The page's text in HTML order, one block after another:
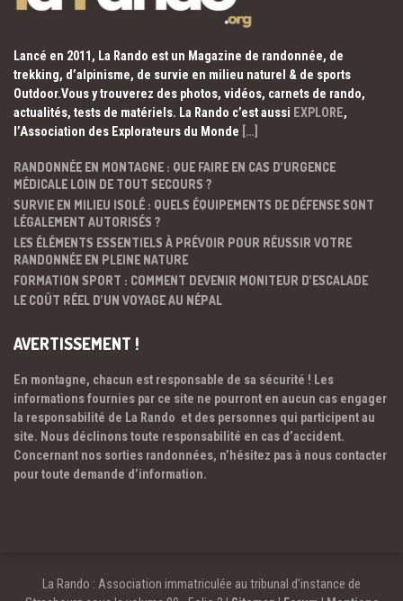
Lancé en 2011, La Rando est un Magazine de randonnée, de
trekking, d’alpinisme, de survie en milieu naturel & de sports
Outdoor.Vous y trouverez des photos, vidéos, carnets de rando,
actualités, tests de matériels. La Rando c’est aussi EXPLORE,
l’Association des Explorateurs du Monde […]
RANDONNÉE EN MONTAGNE : QUE FAIRE EN CAS D’URGENCE
MÉDICALE LOIN DE TOUT SECOURS ?
SURVIE EN MILIEU ISOLÉ : QUELS ÉQUIPEMENTS DE DÉFENSE SONT
LÉGALEMENT AUTORISÉS ?
LES ÉLÉMENTS ESSENTIELS À PRÉVOIR POUR RÉUSSIR VOTRE
RANDONNÉE EN PLEINE NATURE
FORMATION SPORT : COMMENT DEVENIR MONITEUR D’ESCALADE
LE COÛT RÉEL D’UN VOYAGE AU NÉPAL
AVERTISSEMENT !
En montagne, chacun est responsable de sa sécurité ! Les
informations fournies par ce site ne pourront en aucun cas engager
la responsabilité de La Rando et des personnes qui participent au
site. Nous déclinons toute responsabilité en cas d’accident.
Concernant nos sorties randonnées, n’hésitez pas à nous contacter
pour toute demande d’information.
La Rando : Association immatriculée au tribunal d’instance de